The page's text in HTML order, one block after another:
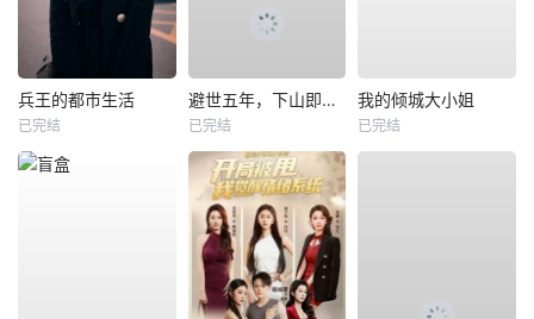
兵王的都市生活
已完结
避世五年，下山即无敌
已完结
我的倾城大小姐
已完结